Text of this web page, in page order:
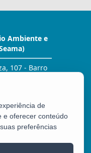
Ambiente e
107 - Barro
/ ES
de
e oferecer conteúdo
preferências